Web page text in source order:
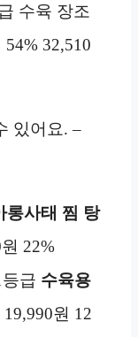
수육 장조
54% 32,510
있어요. –
롱사태 찜 탕
22%
등급 수육용
원 12